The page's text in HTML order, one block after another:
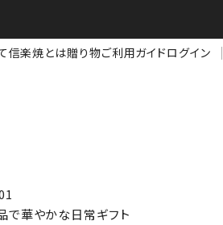
信楽焼とは贈り物ご利用ガイドログイン
で華やかな日常ギフト